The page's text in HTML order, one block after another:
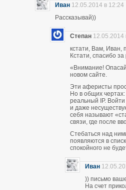
Иван 12.05.2014 в 12:24
Рассказывай))
Степан 12.05.2014
кстати, Вам, Иван,
Кстати, спасибо
«Внимание!
новом сайте.
Эти аферисты
Но в общих
реальный IP.
и даже
себя называют
связи, где после
Стебаться над
появляются в
спокойного не
Иван
)) письмо
На счет